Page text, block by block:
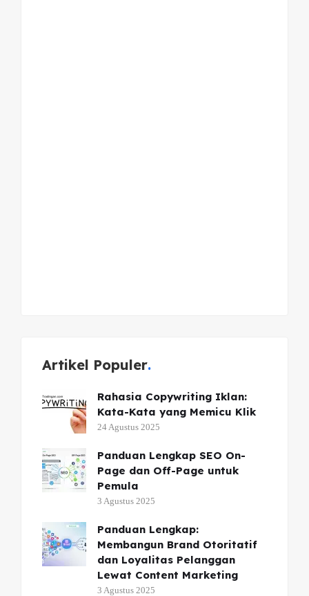
Artikel Populer
Rahasia Copywriting Iklan:
Kata-Kata yang Memicu Klik
24 Agustus 2025
Panduan Lengkap SEO On-
Page dan Off-Page untuk
Pemula
3 Agustus 2025
Panduan Lengkap:
Membangun Brand Otoritatif
dan Loyalitas Pelanggan
Lewat Content Marketing
3 Agustus 2025